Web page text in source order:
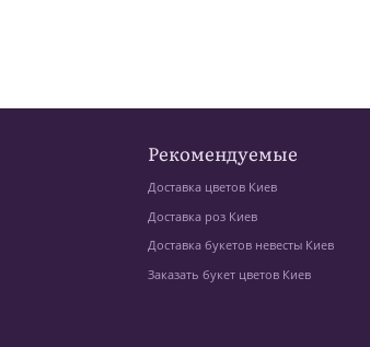
Рекомендуемые
Доставка цветов Киев
Доставка роз Киев
Доставка букетов невесты Киев
Заказать букет цветов Киев